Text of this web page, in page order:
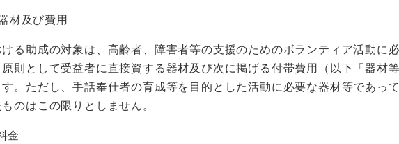
材及び費用
る助成の対象は、高齢者、障害者等の支援のためのボランティア活動に
則として受益者に直接資する器材及び次に掲げる付帯費用（以下「器材
。ただし、手話奉仕者の育成等を目的とした活動に必要な器材等であっ
のはこの限りとしません。
金